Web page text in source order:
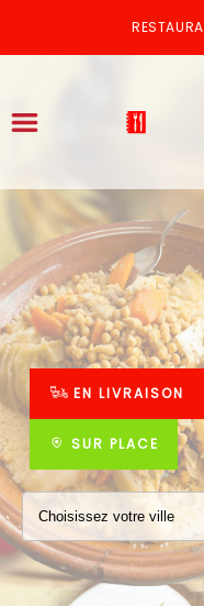
ACCUEIL
LA CARTE
VOTRE COMPTE
NOTRE RESTAURANT
VOS AVIS
MENTIONS LÉGALES
EN LIVRAISON
SUR PLACE